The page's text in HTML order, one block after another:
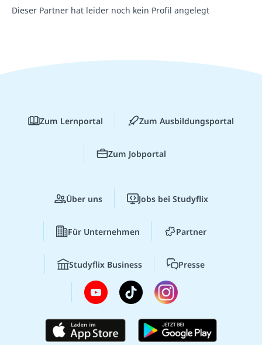
Dieser Partner hat leider noch kein Profil angelegt
Zum Lernportal Zum Ausbildungsportal
Zum Jobportal
Über uns Jobs bei Studyflix
Für Unternehmen Partner
Studyflix Business Presse